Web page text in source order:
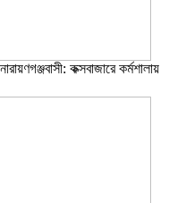
কক্সবাজারে কর্মশালায়